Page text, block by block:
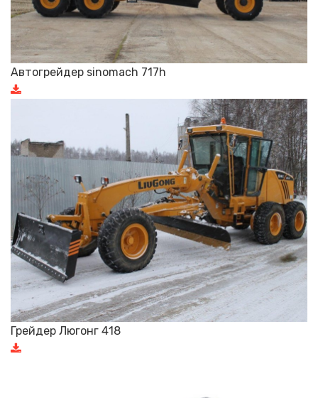
Автогрейдер sinomach 717h
Грейдер Люгонг 418